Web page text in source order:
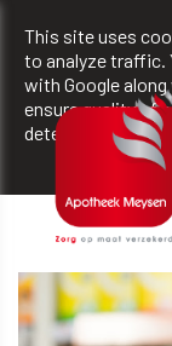
This site uses
to analyze traffic.
with Google
ensure quality of
detect and